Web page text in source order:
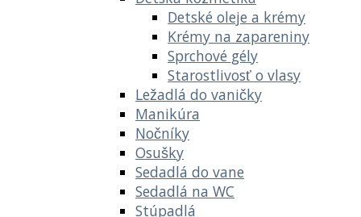
Detské oleje a krémy
Krémy na zapareniny
Sprchové gély
Starostlivosť o vlasy
Ležadlá do vaničky
Manikúra
Nočníky
Osušky
Sedadlá do vane
Sedadlá na WC
Stúpadlá